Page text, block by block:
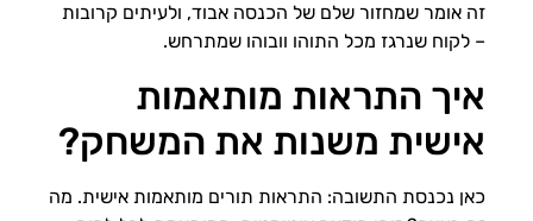
זה אומר שמחזור שלם של הכנסה אבוד, ולעיתים קרובות
– לקוח שנרגז מכל התוהו וובוהו שמתרחש.
איך התראות מותאמות
אישית משנות את המשחק?
כאן נכנסת התשובה: התראות תורים מותאמות אישית. מה